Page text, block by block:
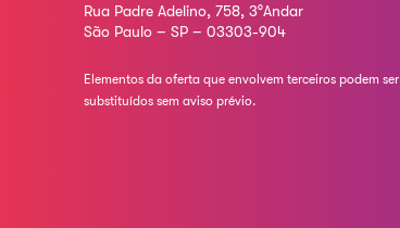
Rua Padre Adelino, 758, 3°Andar
São Paulo – SP – 03303-904
Elementos da oferta que envolvem terceiros podem ser
substituídos sem aviso prévio.